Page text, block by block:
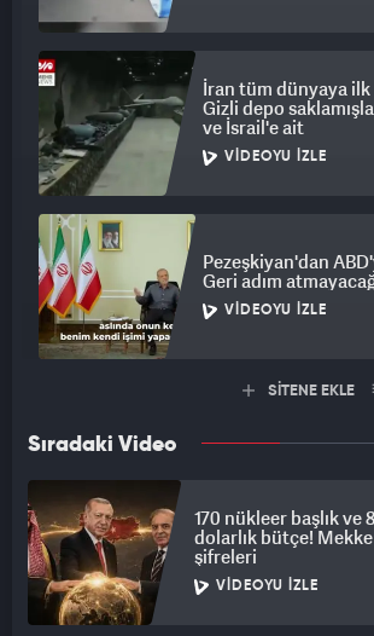
İran tüm dünyaya
Gizli depo
ve İsrail'e ait
VIDEOYU İZLE
Pezeşkiyan'dan
Geri adım
VIDEOYU İZLE
SİTENE EKLE
Sıradaki Video
170 nükleer başlık ve
dolarlık bütçe! Mekke
şifreleri
VIDEOYU İZLE